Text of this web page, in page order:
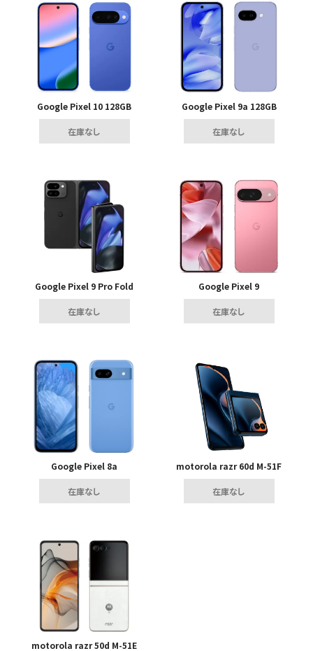
Google Pixel 10 128GB
在庫なし
Google Pixel 9a 128GB
在庫なし
Google Pixel 9 Pro Fold
在庫なし
Google Pixel 9
在庫なし
Google Pixel 8a
在庫なし
motorola razr 60d M-51F
在庫なし
motorola razr 50d M-51E